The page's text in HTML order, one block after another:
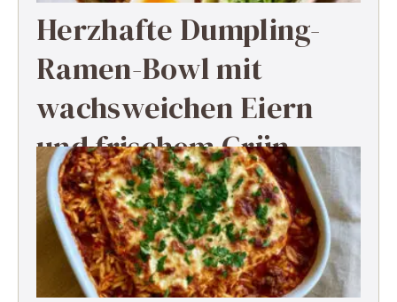
Herzhafte Dumpling-
Ramen-Bowl mit
wachsweichen Eiern
und frischem Grün